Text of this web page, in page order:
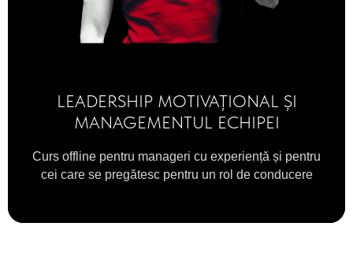
LEADERSHIP MOTIVAȚIONAL ȘI
MANAGEMENTUL ECHIPEI
Curs offline pentru manageri cu experiență și pentru
cei care se pregătesc pentru un rol de conducere